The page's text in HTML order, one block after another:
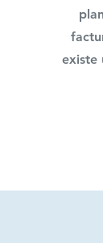
existe